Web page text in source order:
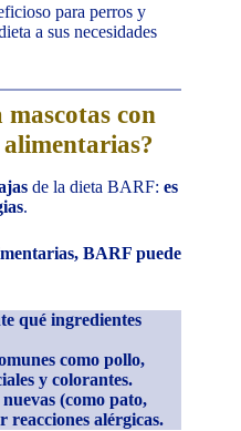
para perros y
a sus necesidades
con
de la dieta BARF: es
.
BARF puede
qué ingredientes
como pollo,
y colorantes.
(como pato,
reacciones alérgicas.